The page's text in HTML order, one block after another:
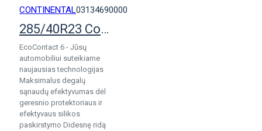
CONTINENTAL03134690000
285/40R23 Continental EcoContact 6 Q pad.
EcoContact 6 - Jūsų
automobiliui suteikiame
naujausias technologijas
Maksimalus degalų
sąnaudų efektyvumas dėl
geresnio protektoriaus ir
efektyvaus silikos
paskirstymo Didesnę ridą